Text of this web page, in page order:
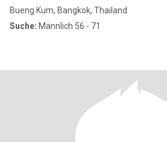
Bueng Kum, Bangkok, Thailand
Suche: Männlich 56 - 71